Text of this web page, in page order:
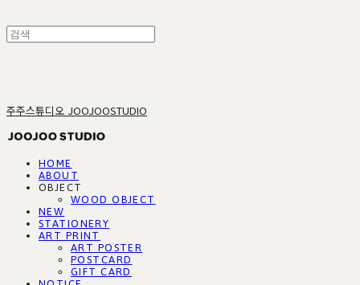
주주스튜디오 JOOJOOSTUDIO
HOME
ABOUT
OBJECT
WOOD OBJECT
NEW
STATIONERY
ART PRINT
ART POSTER
POSTCARD
GIFT CARD